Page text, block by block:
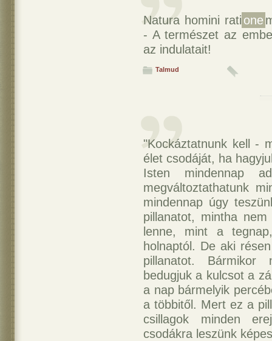
Natura homini rati one
- A természet az
az indulatait!
Talmud
"Kockáztatnunk kell -
élet csodáját, ha
Isten mindennap
megváltoztathatunk
mindennap úgy
pillanatot, mintha
lenne, mint a
holnaptól. De aki
pillanatot. Bármikor
bedugjuk a kulcsot a
a nap bármelyik
a többitől. Mert ez a
csillagok minden
csodákra leszünk